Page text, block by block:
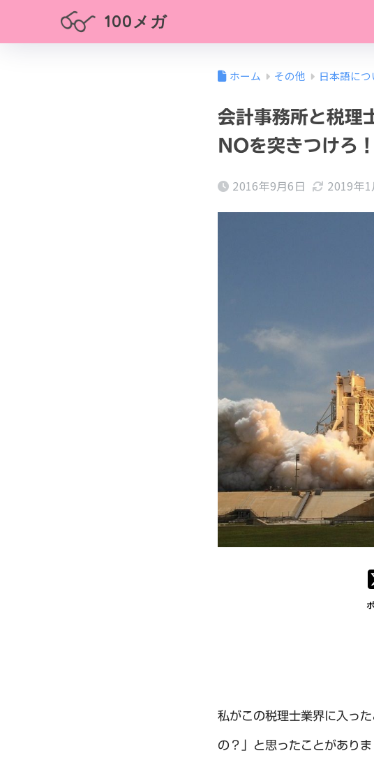
100メガ
ホーム その他 日本語につ
会計事務所と税理
NOを突きつけろ！
2016年9月6日 2019年1
私がこの税理士業界に入っ
の？」と思ったことがありま